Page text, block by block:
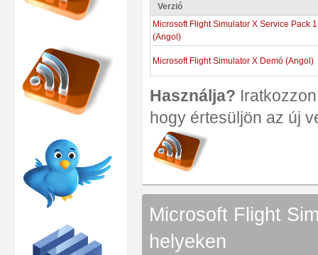
Verzió
Microsoft Flight Simulator X Service Pack 1
(Angol)
Microsoft Flight Simulator X Demó (Angol)
Használja?
hogy értesüljön az új
Microsoft Flight
helyeken